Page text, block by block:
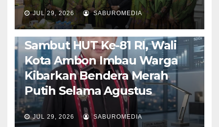
JUL 29, 2026 SABUROMEDIA
AMBON METRO POLITIK & PEMERINTAHAN
Sambut HUT Ke-81 RI, Wali
Kota Ambon Imbau Warga
Kibarkan Bendera Merah
Putih Selama Agustus
JUL 29, 2026 SABUROMEDIA
AMBON METRO JURNALISME AKTIVIS
PENDIDIKAN & OLAHRAGA THE MOLUCCAS